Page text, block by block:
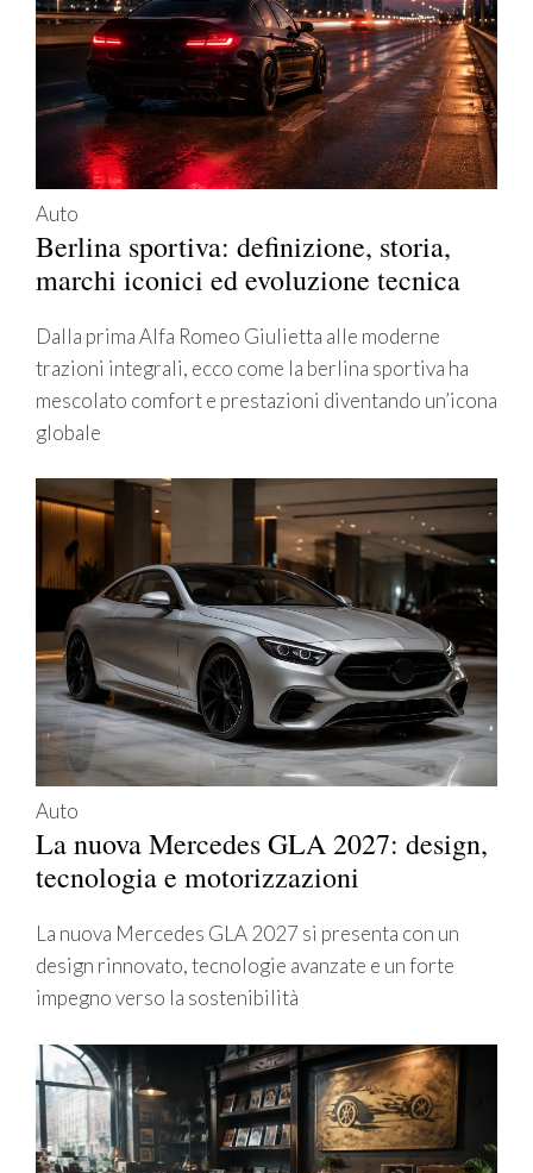
Auto
Berlina sportiva: definizione, storia,
marchi iconici ed evoluzione tecnica
Dalla prima Alfa Romeo Giulietta alle moderne
trazioni integrali, ecco come la berlina sportiva ha
mescolato comfort e prestazioni diventando un’icona
globale
Auto
La nuova Mercedes GLA 2027: design,
tecnologia e motorizzazioni
La nuova Mercedes GLA 2027 si presenta con un
design rinnovato, tecnologie avanzate e un forte
impegno verso la sostenibilità